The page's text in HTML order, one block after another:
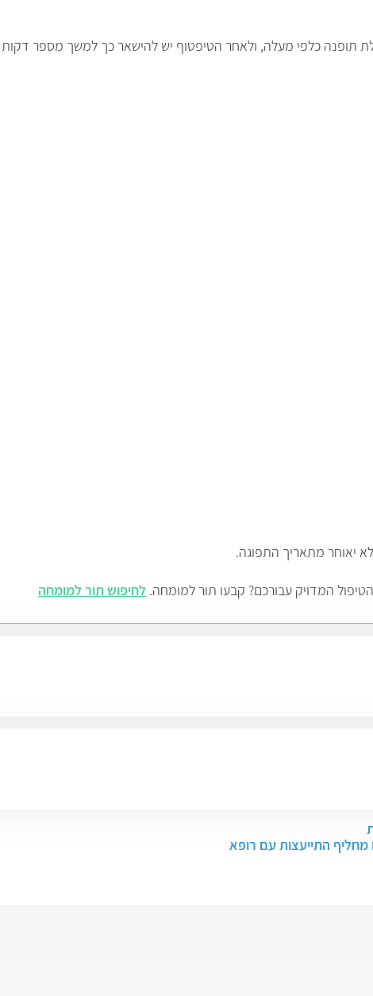
תופנה כלפי מעלה, ולאחר הטיפטוף יש להישאר כך למשך מספר דקות
הטיפול המדויק עבורכם? קבעו תור למומחה. לחיפוש תור למומחה
מחליף התייעצות עם רופא